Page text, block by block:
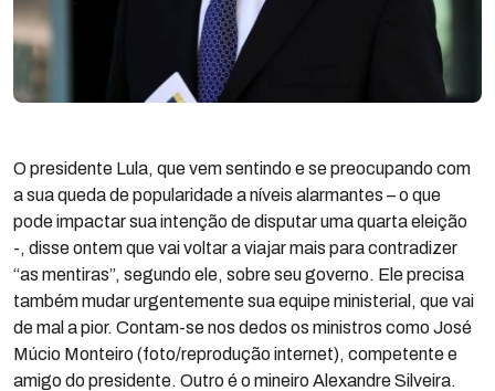
O presidente Lula, que vem sentindo e se preocupando com
a sua queda de popularidade a níveis alarmantes – o que
pode impactar sua intenção de disputar uma quarta eleição
-, disse ontem que vai voltar a viajar mais para contradizer
“as mentiras”, segundo ele, sobre seu governo. Ele precisa
também mudar urgentemente sua equipe ministerial, que vai
de mal a pior. Contam-se nos dedos os ministros como José
Múcio Monteiro (foto/reprodução internet), competente e
amigo do presidente. Outro é o mineiro Alexandre Silveira.